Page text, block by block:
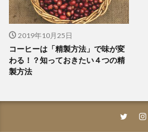
2019年10月25日
コーヒーは「精製方法」で味が変
わる！？知っておきたい４つの精
製方法